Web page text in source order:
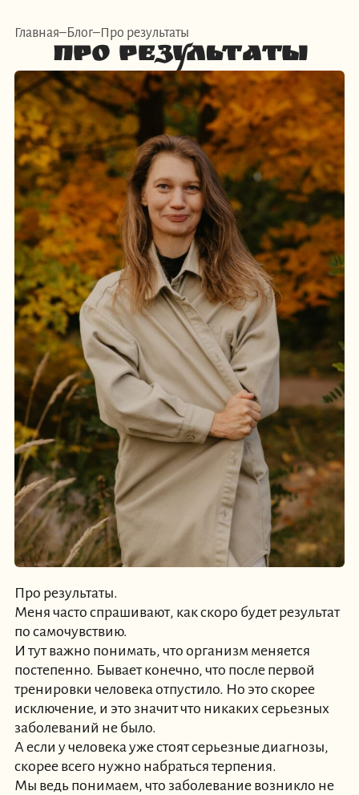
Главная Блог Про результаты
Про результаты
Про результаты.
Меня часто спрашивают, как скоро будет результат
по самочувствию.
И тут важно понимать, что организм меняется
постепенно. Бывает конечно, что после первой
тренировки человека отпустило. Но это скорее
исключение, и это значит что никаких серьезных
заболеваний не было.
А если у человека уже стоят серьезные диагнозы,
скорее всего нужно набраться терпения.
Мы ведь понимаем, что заболевание возникло не